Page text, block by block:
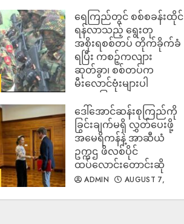
ရေကြည်တွင် စစ်စခန်းထိုင်
ရန်လာသည့် ရွေးတု
အစိုးရစစ်တပ် တိုက်ခိုက်ခံ
ရပြီး ကစဉ့်ကလျား
ဆုတ်ခွာ၊ စစ်တပ်က
မီးလောင်ဗုံးများပါ
အသုံးပြုလာ
ADMIN
AUGUST 7,
2026
ဒေါ်အောင်ဆန်းစုကြည်ကို
ခြွင်းချက်မရှိ လွှတ်ပေးဖို့
အမေရိကန်နဲ့ အာဆီယံ
ဥက္ကဌ ဖိလစ်ပိုင်
ထပ်လောင်းတောင်းဆို
ADMIN
AUGUST 7,